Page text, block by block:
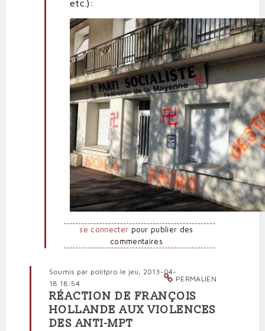
(non
vérifié)
etc.):
se connecter pour publier des
commentaires
PERMALIEN
Soumis par politpro le jeu, 2013-04-
18 18:54
En
réponse
à
RÉACTION DE FRANÇOIS
HOLLANDE AUX VIOLENCES
DES ANTI-MPT